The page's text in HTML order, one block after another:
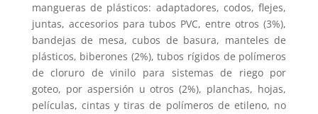
mangueras de plásticos: adaptadores, codos, flejes,
juntas, accesorios para tubos PVC, entre otros (3%),
bandejas de mesa, cubos de basura, manteles de
plásticos, biberones (2%), tubos rígidos de polímeros
de cloruro de vinilo para sistemas de riego por
goteo, por aspersión u otros (2%), planchas, hojas,
películas, cintas y tiras de polímeros de etileno, no